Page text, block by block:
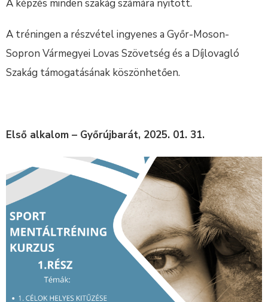
A képzés minden szakág számára nyitott.
A tréningen a részvétel ingyenes a Győr-Moson-
Sopron Vármegyei Lovas Szövetség és a Díjlovagló
Szakág támogatásának köszönhetően.
Első alkalom – Győrújbarát, 2025. 01. 31.